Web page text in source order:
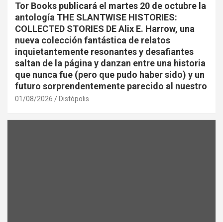
Tor Books publicará el martes 20 de octubre la
antología THE SLANTWISE HISTORIES:
COLLECTED STORIES DE Alix E. Harrow, una
nueva colección fantástica de relatos
inquietantemente resonantes y desafiantes
saltan de la página y danzan entre una historia
que nunca fue (pero que pudo haber sido) y un
futuro sorprendentemente parecido al nuestro
01/08/2026 Distópolis